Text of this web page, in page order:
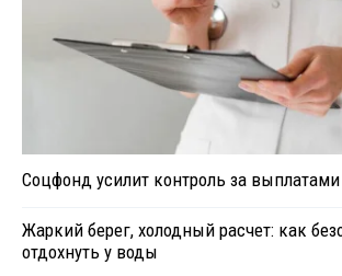
Соцфонд усилит контроль за
Жаркий берег, холодный расчет: как
отдохнуть у воды